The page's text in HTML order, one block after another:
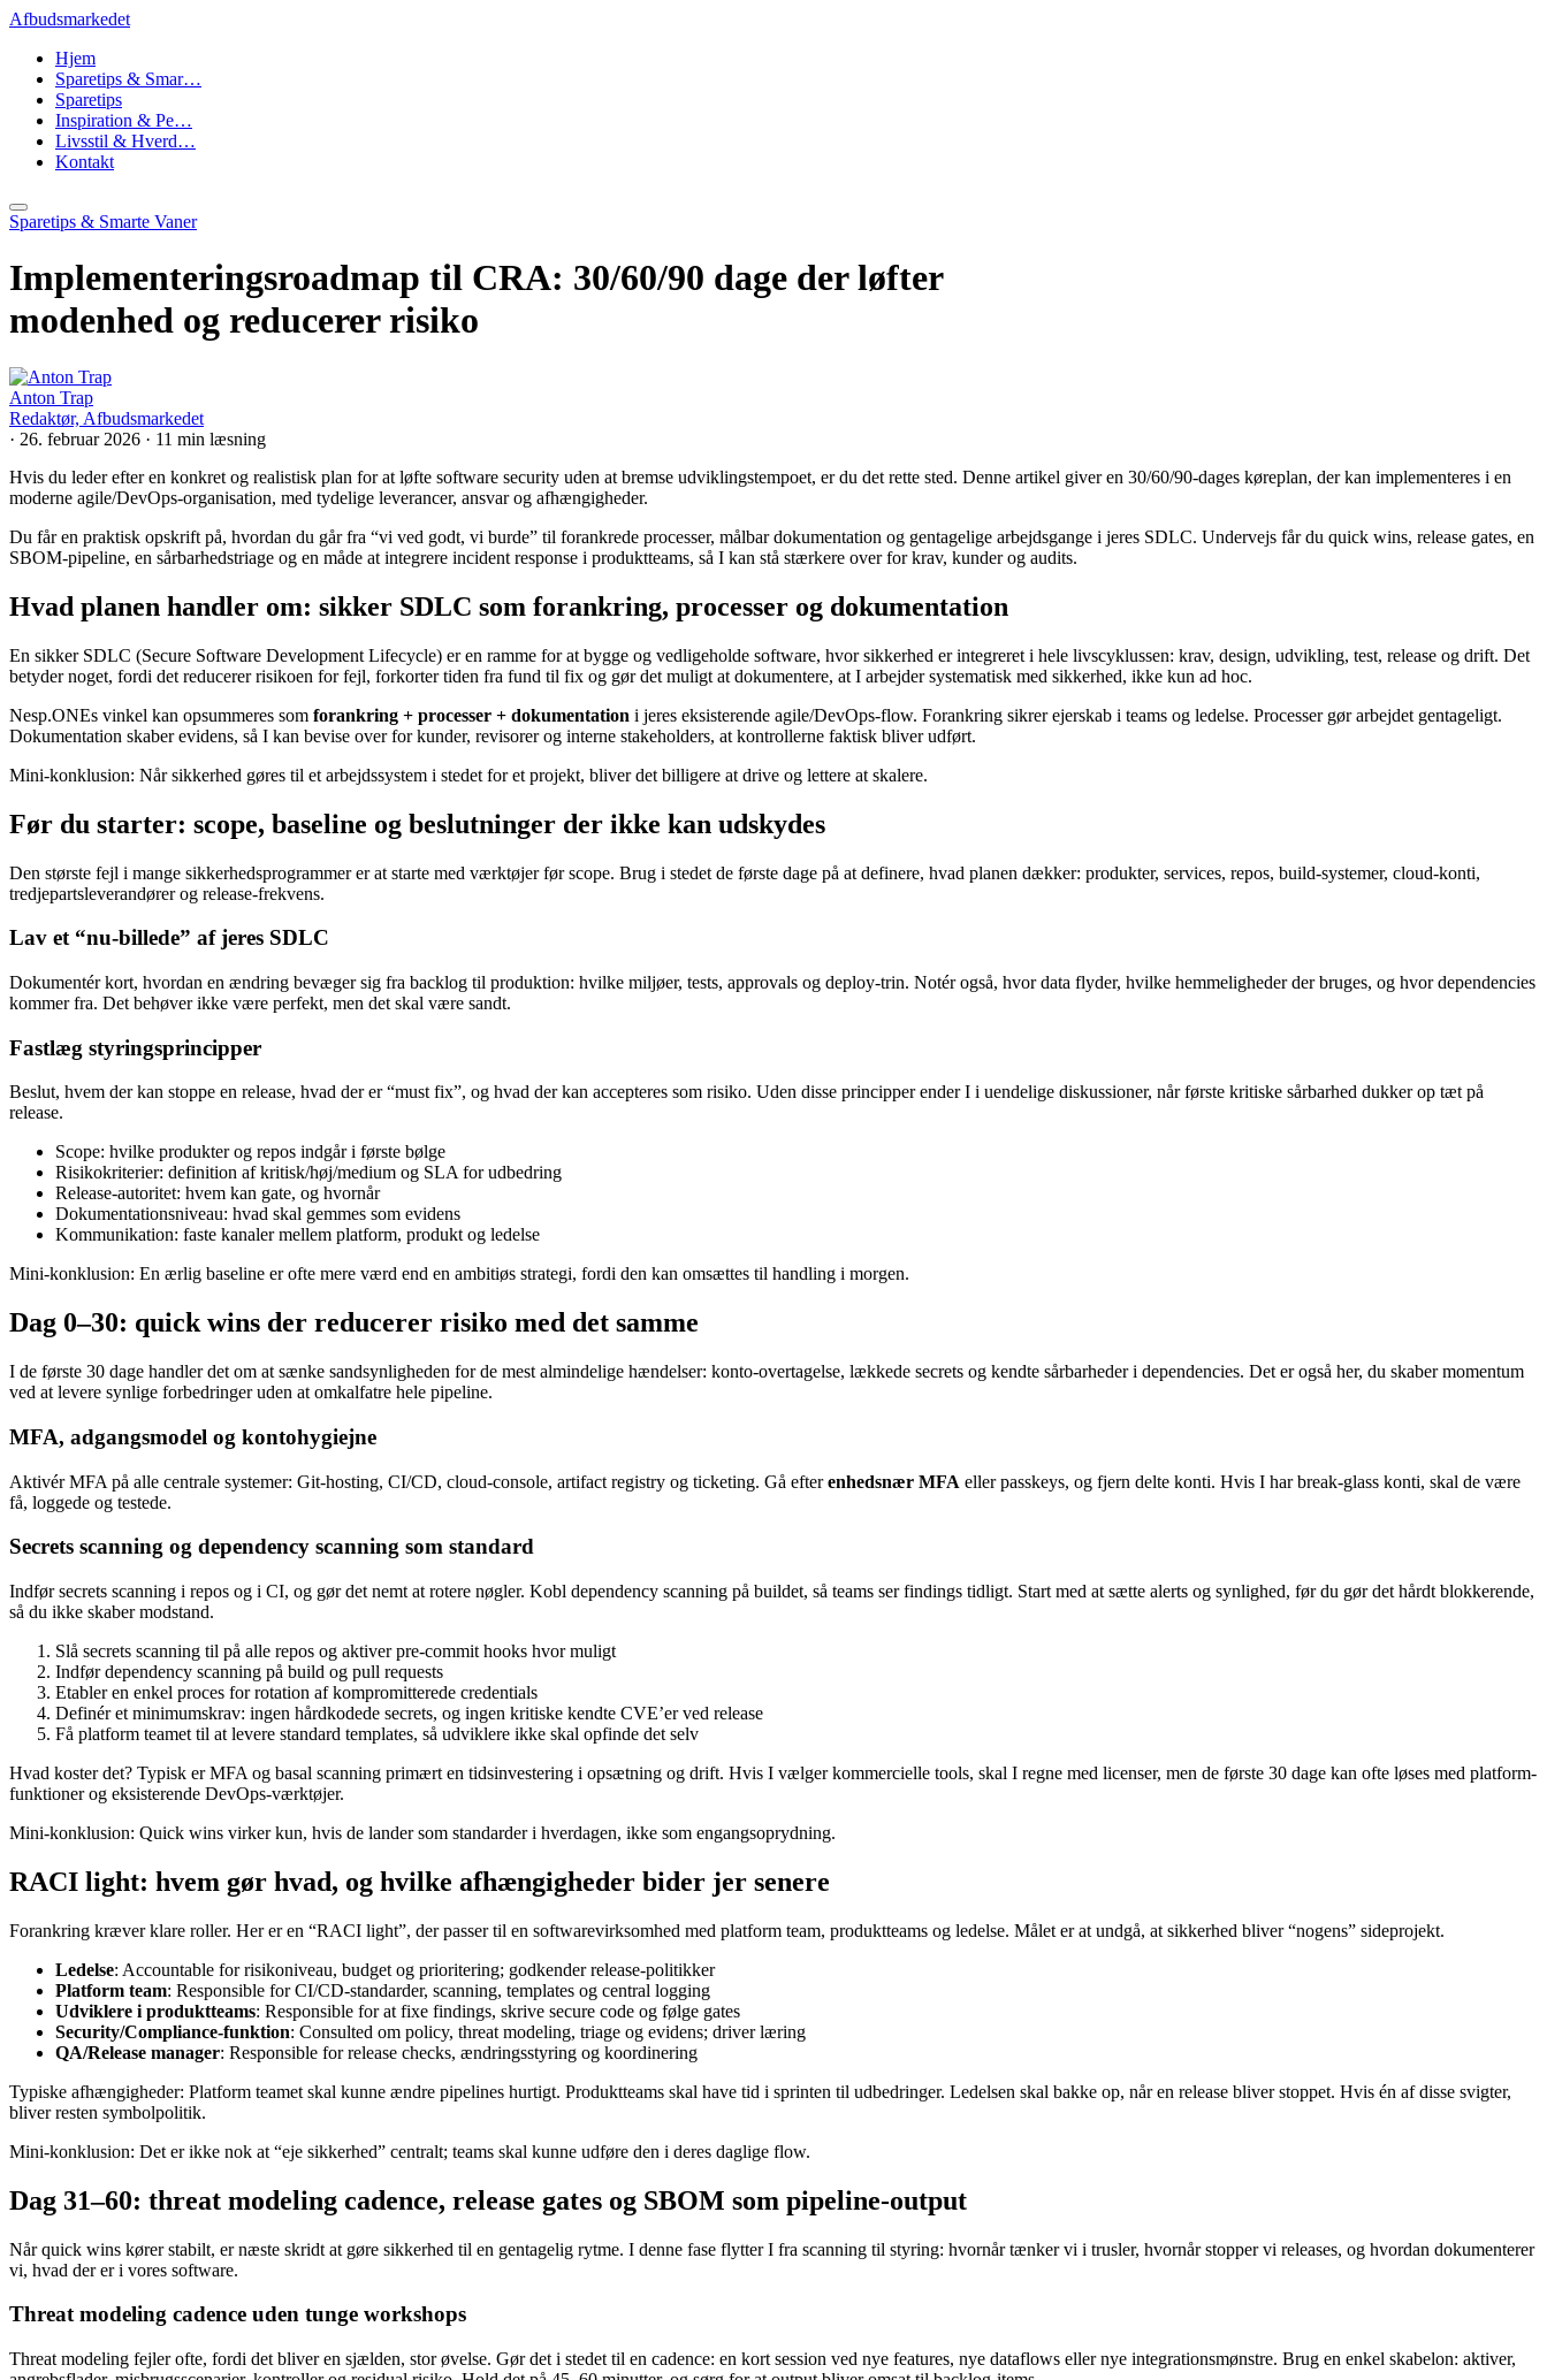
Afbudsmarkedet
Hjem
Sparetips & Smar…
Sparetips
Inspiration & Pe…
Livsstil & Hverd…
Kontakt
Sparetips & Smarte Vaner
Implementeringsroadmap til CRA: 30/60/90 dage der løfter
modenhed og reducerer risiko
Anton Trap
Redaktør, Afbudsmarkedet
· 26. februar 2026 · 11 min læsning
Hvis du leder efter en konkret og realistisk plan for at løfte software security uden at bremse udviklingstempoet, er du det rette sted. Denne artikel giver en 30/60/90-dages køreplan, der kan implementeres i en
moderne agile/DevOps-organisation, med tydelige leverancer, ansvar og afhængigheder.
Du får en praktisk opskrift på, hvordan du går fra “vi ved godt, vi burde” til forankrede processer, målbar dokumentation og gentagelige arbejdsgange i jeres SDLC. Undervejs får du quick wins, release gates, en
SBOM-pipeline, en sårbarhedstriage og en måde at integrere incident response i produktteams, så I kan stå stærkere over for krav, kunder og audits.
Hvad planen handler om: sikker SDLC som forankring, processer og dokumentation
En sikker SDLC (Secure Software Development Lifecycle) er en ramme for at bygge og vedligeholde software, hvor sikkerhed er integreret i hele livscyklussen: krav, design, udvikling, test, release og drift. Det
betyder noget, fordi det reducerer risikoen for fejl, forkorter tiden fra fund til fix og gør det muligt at dokumentere, at I arbejder systematisk med sikkerhed, ikke kun ad hoc.
Nesp.ONEs vinkel kan opsummeres som forankring + processer + dokumentation i jeres eksisterende agile/DevOps-flow. Forankring sikrer ejerskab i teams og ledelse. Processer gør arbejdet gentageligt.
Dokumentation skaber evidens, så I kan bevise over for kunder, revisorer og interne stakeholders, at kontrollerne faktisk bliver udført.
Mini-konklusion: Når sikkerhed gøres til et arbejdssystem i stedet for et projekt, bliver det billigere at drive og lettere at skalere.
Før du starter: scope, baseline og beslutninger der ikke kan udskydes
Den største fejl i mange sikkerhedsprogrammer er at starte med værktøjer før scope. Brug i stedet de første dage på at definere, hvad planen dækker: produkter, services, repos, build-systemer, cloud-konti,
tredjepartsleverandører og release-frekvens.
Lav et “nu-billede” af jeres SDLC
Dokumentér kort, hvordan en ændring bevæger sig fra backlog til produktion: hvilke miljøer, tests, approvals og deploy-trin. Notér også, hvor data flyder, hvilke hemmeligheder der bruges, og hvor dependencies
kommer fra. Det behøver ikke være perfekt, men det skal være sandt.
Fastlæg styringsprincipper
Beslut, hvem der kan stoppe en release, hvad der er “must fix”, og hvad der kan accepteres som risiko. Uden disse principper ender I i uendelige diskussioner, når første kritiske sårbarhed dukker op tæt på
release.
Scope: hvilke produkter og repos indgår i første bølge
Risikokriterier: definition af kritisk/høj/medium og SLA for udbedring
Release-autoritet: hvem kan gate, og hvornår
Dokumentationsniveau: hvad skal gemmes som evidens
Kommunikation: faste kanaler mellem platform, produkt og ledelse
Mini-konklusion: En ærlig baseline er ofte mere værd end en ambitiøs strategi, fordi den kan omsættes til handling i morgen.
Dag 0–30: quick wins der reducerer risiko med det samme
I de første 30 dage handler det om at sænke sandsynligheden for de mest almindelige hændelser: konto-overtagelse, lækkede secrets og kendte sårbarheder i dependencies. Det er også her, du skaber momentum
ved at levere synlige forbedringer uden at omkalfatre hele pipeline.
MFA, adgangsmodel og kontohygiejne
Aktivér MFA på alle centrale systemer: Git-hosting, CI/CD, cloud-console, artifact registry og ticketing. Gå efterenhedsnær MFA eller passkeys, og fjern delte konti. Hvis I har break-glass konti, skal de være
få, loggede og testede.
Secrets scanning og dependency scanning som standard
Indfør secrets scanning i repos og i CI, og gør det nemt at rotere nøgler. Kobl dependency scanning på buildet, så teams ser findings tidligt. Start med at sætte alerts og synlighed, før du gør det hårdt blokkerende,
så du ikke skaber modstand.
Slå secrets scanning til på alle repos og aktiver pre-commit hooks hvor muligt
Indfør dependency scanning på build og pull requests
Etabler en enkel proces for rotation af kompromitterede credentials
Definér et minimumskrav: ingen hårdkodede secrets, og ingen kritiske kendte CVE’er ved release
Få platform teamet til at levere standard templates, så udviklere ikke skal opfinde det selv
Hvad koster det? Typisk er MFA og basal scanning primært en tidsinvestering i opsætning og drift. Hvis I vælger kommercielle tools, skal I regne med licenser, men de første 30 dage kan ofte løses med platform-
funktioner og eksisterende DevOps-værktøjer.
Mini-konklusion: Quick wins virker kun, hvis de lander som standarder i hverdagen, ikke som engangsoprydning.
RACI light: hvem gør hvad, og hvilke afhængigheder bider jer senere
Forankring kræver klare roller. Her er en “RACI light”, der passer til en softwarevirksomhed med platform team, produktteams og ledelse. Målet er at undgå, at sikkerhed bliver “nogens” sideprojekt.
Ledelse: Accountable for risikoniveau, budget og prioritering; godkender release-politikker
Platform team: Responsible for CI/CD-standarder, scanning, templates og central logging
Udviklere i produktteams: Responsible for at fixe findings, skrive secure code og følge gates
Security/Compliance-funktion: Consulted om policy, threat modeling, triage og evidens; driver læring
QA/Release manager: Responsible for release checks, ændringsstyring og koordinering
Typiske afhængigheder: Platform teamet skal kunne ændre pipelines hurtigt. Produktteams skal have tid i sprinten til udbedringer. Ledelsen skal bakke op, når en release bliver stoppet. Hvis én af disse svigter,
bliver resten symbolpolitik.
Mini-konklusion: Det er ikke nok at “eje sikkerhed” centralt; teams skal kunne udføre den i deres daglige flow.
Dag 31–60: threat modeling cadence, release gates og SBOM som pipeline-output
Når quick wins kører stabilt, er næste skridt at gøre sikkerhed til en gentagelig rytme. I denne fase flytter I fra scanning til styring: hvornår tænker vi i trusler, hvornår stopper vi releases, og hvordan dokumenterer
vi, hvad der er i vores software.
Threat modeling cadence uden tunge workshops
Threat modeling fejler ofte, fordi det bliver en sjælden, stor øvelse. Gør det i stedet til en cadence: en kort session ved nye features, nye dataflows eller nye integrationsmønstre. Brug en enkel skabelon: aktiver,